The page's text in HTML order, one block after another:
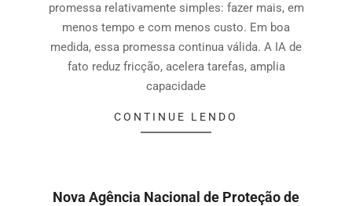
promessa relativamente simples: fazer mais, em
menos tempo e com menos custo. Em boa
medida, essa promessa continua válida. A IA de
fato reduz fricção, acelera tarefas, amplia
capacidade
CONTINUE LENDO
Nova Agência Nacional de Proteção de